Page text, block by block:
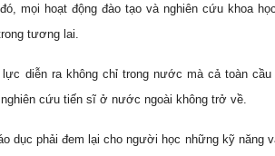
mọi hoạt động đào tạo và nghiên cứu khoa
tương lai.
diễn ra không chỉ trong nước mà cả toàn
cứu tiến sĩ ở nước ngoài không trở về.
dục phải đem lại cho người học những kỹ năng